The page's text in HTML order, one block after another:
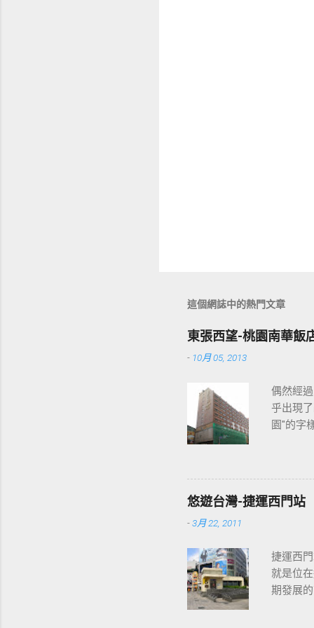
這個網誌中的熱門文章
東張西望-桃園南華飯
- 10月 05, 2013
偶然經
乎出現
園"的字
悠遊台灣-捷運西門站
-3月 22, 2011
捷運西
就是位
期發展
西門站